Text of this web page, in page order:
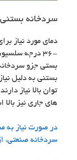
سردخانه بستنی
-36 درجه
بستی جزو
بستنی به دلیل
توان بالا نیاز
های جاری نیز
در صورت نیاز به
سردخانه صنعتی،